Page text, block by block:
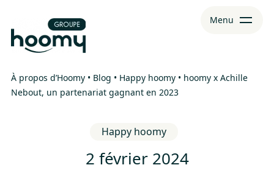
au
menu
contenu
Menu
À propos d’Hoomy • Blog • Happy hoomy • hoomy x Achille
Nebout, un partenariat gagnant en 2023
Happy hoomy
2 février 2024